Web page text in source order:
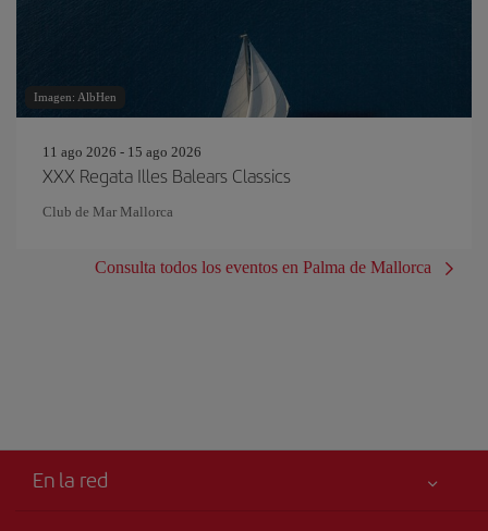
Imagen: AlbHen
11 ago 2026 - 15 ago 2026
XXX Regata Illes Balears Classics
Club de Mar Mallorca
Consulta todos los eventos en Palma de Mallorca
En la red